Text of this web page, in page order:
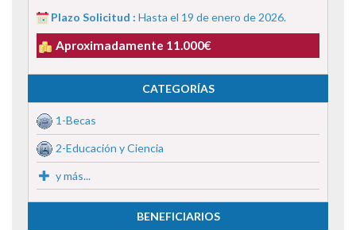
Plazo Solicitud : Hasta el 19 de enero de 2026.
Aproximadamente 11.000€
CATEGORÍAS
1-Becas
2-Educación y Ciencia
y más...
BENEFICIARIOS